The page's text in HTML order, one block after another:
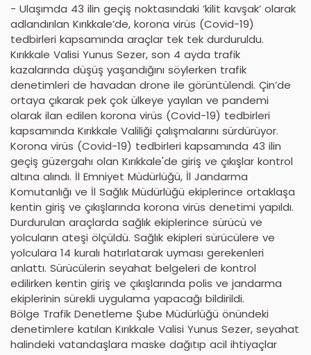
- Ulaşımda 43 ilin geçiş noktasındaki ’kilit kavşak’ olarak
adlandırılan Kırıkkale’de, korona virüs (Covid-19)
tedbirleri kapsamında araçlar tek tek durduruldu.
Kırıkkale Valisi Yunus Sezer, son 4 ayda trafik
kazalarında düşüş yaşandığını söylerken trafik
denetimleri de havadan drone ile görüntülendi. Çin’de
ortaya çıkarak pek çok ülkeye yayılan ve pandemi
olarak ilan edilen korona virüs (Covid-19) tedbirleri
kapsamında Kırıkkale Valiliği çalışmalarını sürdürüyor.
Korona virüs (Covid-19) tedbirleri kapsamında 43 ilin
geçiş güzergahı olan Kırıkkale'de giriş ve çıkışlar kontrol
altına alındı. İl Emniyet Müdürlüğü, İl Jandarma
Komutanlığı ve İl Sağlık Müdürlüğü ekiplerince ortaklaşa
kentin giriş ve çıkışlarında korona virüs denetimi yapıldı.
Durdurulan araçlarda sağlık ekiplerince sürücü ve
yolcuların ateşi ölçüldü. Sağlık ekipleri sürücülere ve
yolculara 14 kuralı hatırlatarak uyması gerekenleri
anlattı. Sürücülerin seyahat belgeleri de kontrol
edilirken kentin giriş ve çıkışlarında polis ve jandarma
ekiplerinin sürekli uygulama yapacağı bildirildi.
Bölge Trafik Denetleme Şube Müdürlüğü önündeki
denetimlere katılan Kırıkkale Valisi Yunus Sezer, seyahat
halindeki vatandaşlara maske dağıtıp acil ihtiyaçlar